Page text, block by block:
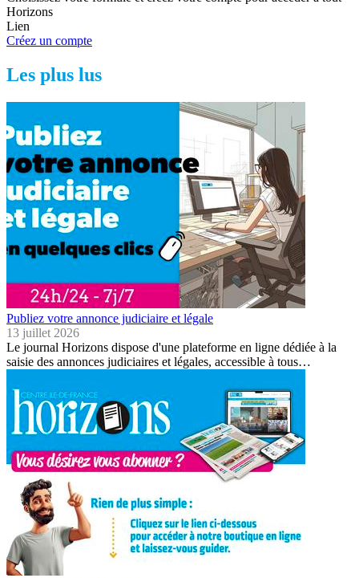
Horizons
Lien
Créez un compte
Les plus lus
Publiez votre annonce judiciaire et légale
13 juillet 2026
Le journal Horizons dispose d'une plateforme en ligne dédiée à la
saisie des annonces judiciaires et légales, accessible à tous…